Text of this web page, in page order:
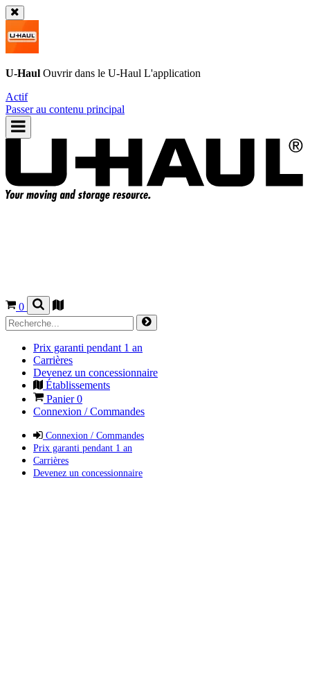
U-Haul Ouvrir dans le U-Haul L'application
Actif
Passer au contenu principal
0
Prix garanti pendant 1 an
Carrières
Devenez un concessionnaire
Établissements
Panier0
Connexion / Commandes
Connexion / Commandes
Prix garanti pendant 1 an
Carrières
Devenez un concessionnaire